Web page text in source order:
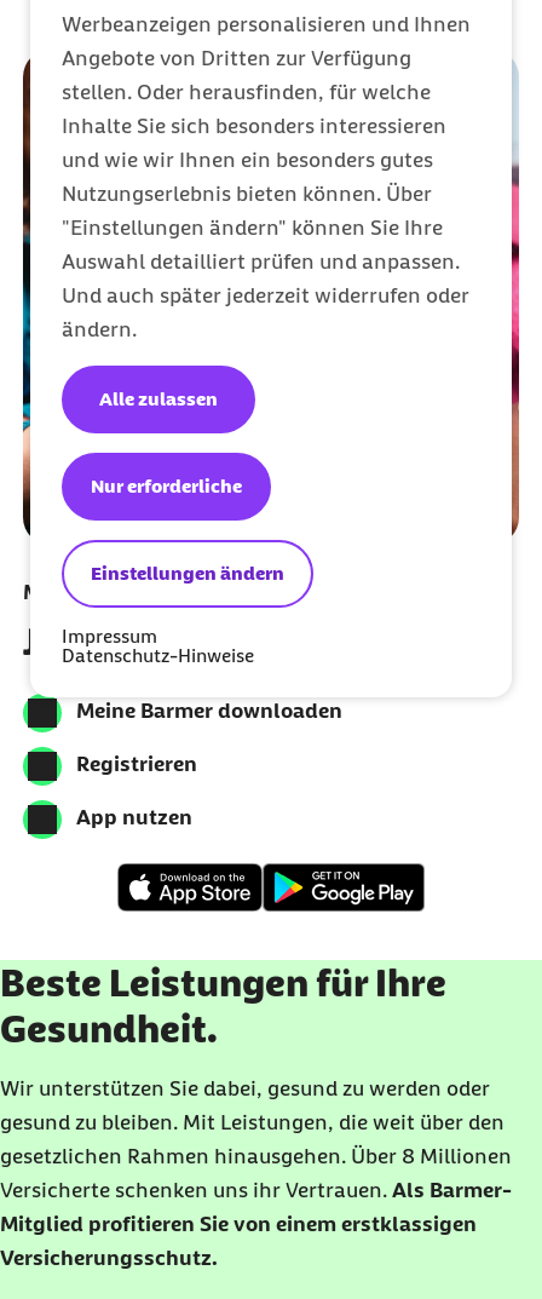
Werbeanzeigen personalisieren und Ihnen
Angebote von Dritten zur Verfügung
stellen. Oder herausfinden, für welche
Inhalte Sie sich besonders interessieren
und wie wir Ihnen ein besonders gutes
Nutzungserlebnis bieten können. Über
"Einstellungen ändern" können Sie Ihre
Auswahl detailliert prüfen und anpassen.
Und auch später jederzeit widerrufen oder
ändern.
Einstellungen ändern
Nur erforderliche
Alle zulassen
Impressum
Datenschutz-Hinweise
Meine Barmer per App nutzen
Jetzt herunterladen
Meine Barmer downloaden
Registrieren
App nutzen
Beste Leistungen für Ihre
Gesundheit.
Wir unterstützen Sie dabei, gesund zu werden oder
gesund zu bleiben. Mit Leistungen, die weit über den
gesetzlichen Rahmen hinausgehen. Über 8 Millionen
Versicherte schenken uns ihr Vertrauen. Als Barmer-
Mitglied profitieren Sie von einem erstklassigen
Versicherungsschutz.